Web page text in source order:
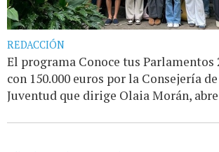
REDACCIÓN
El programa Conoce tus Parlamentos
con 150.000 euros por la Consejería
Juventud que dirige Olaia Morán, abre